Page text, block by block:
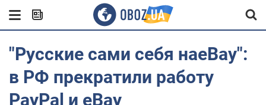
"Русские сами себя наeBay":
в РФ прекратили работу
PayPal и eBay